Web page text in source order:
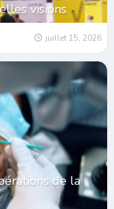
visions
juillet 15, 2026
de la